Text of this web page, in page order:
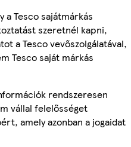
a Tesco sajátmárkás
szeretnél kapni,
a Tesco vevőszolgálatával,
Tesco saját márkás
rendszeresen
vállal felelősséget
amely azonban a jogaidat